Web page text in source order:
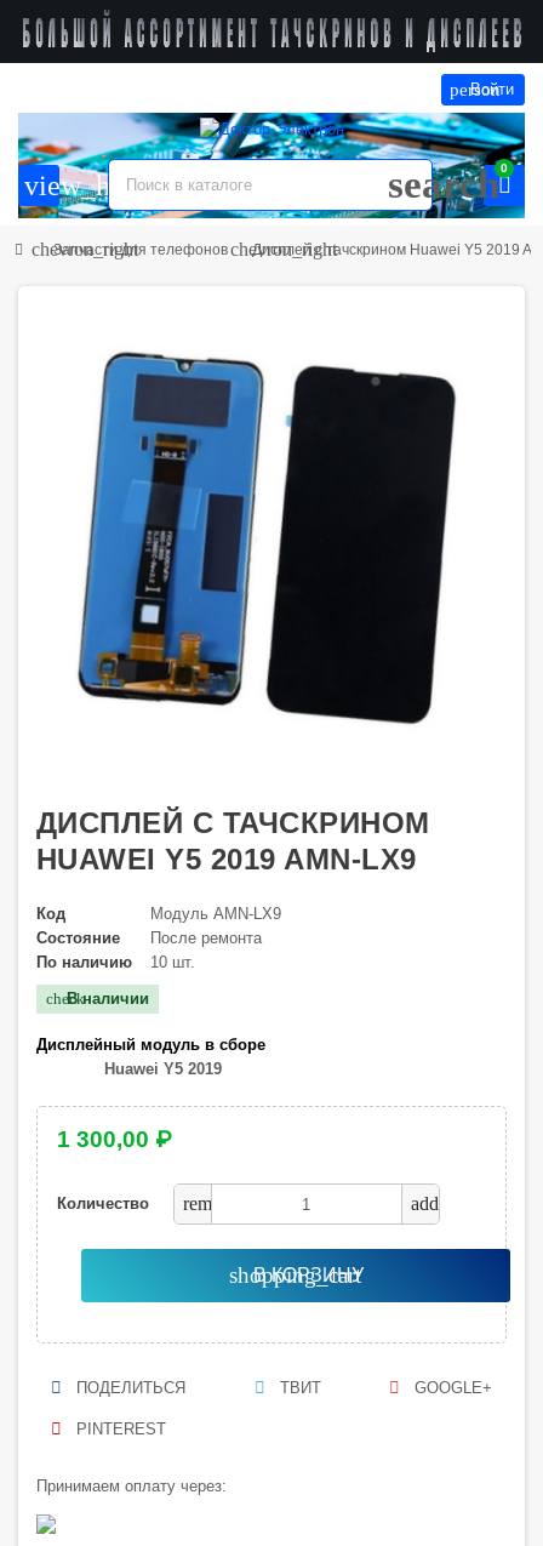
view_headline search
person
Войти
0
chevron_right
Запчасти для телефоновchevron_right
Дисплей с тачскрином Huawei Y5 2019
ДИСПЛЕЙ С ТАЧСКРИНОМ
HUAWEI Y5 2019 AMN-LX9
Код
Модуль AMN-LX9
Состояние
После ремонта
По наличию
10 шт.
check
В наличии
Дисплейный модуль в сборе
Huawei Y5 2019
1 300,00 ₽
Количество remove add
shopping_cart
В КОРЗИНУ
ПОДЕЛИТЬСЯ ТВИТ GOOGLE+
PINTEREST
Принимаем оплату через: